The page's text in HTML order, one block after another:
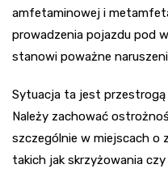
amfetaminowej i
prowadzenia pojazdu pod
stanowi poważne
Sytuacja ta jest
Należy zachować
szczególnie w miejscach o
takich jak skrzyżowania